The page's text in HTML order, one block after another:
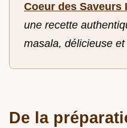
Coeur des Saveurs
une recette
masala, délicieuse et
De la